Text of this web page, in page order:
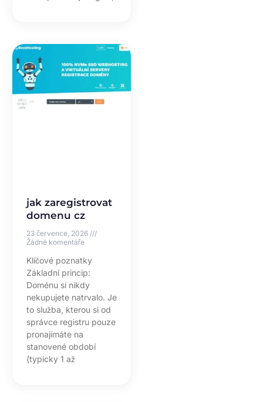
jak zaregistrovat
domenu cz
23 července, 2026
Žádné komentáře
Klíčové poznatky
Základní princip:
Doménu si nikdy
nekupujete natrvalo. Je
to služba, kterou si od
správce registru pouze
pronajímáte na
stanovené období
(typicky 1 až